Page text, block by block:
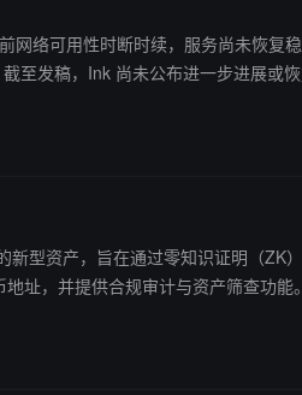
复稳定。 官方称，在链恢复正常运行前，用户交
至发稿，Ink 尚未公布进一步进展或恢
型资产，旨在通过零知识证明（ZK
址，并提供合规审计与资产筛查功能。